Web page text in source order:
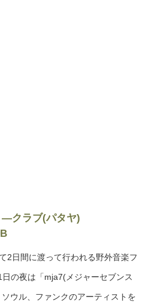
―クラブ(パタヤ)
2日間に渡って行われる野外音楽フ
の夜は「mja7(メジャーセブンス
ウル、ファンクのアーティストを